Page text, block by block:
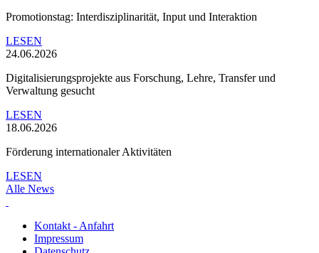
Promotionstag: Interdisziplinarität, Input und Interaktion
LESEN
24.06.2026
Digitalisierungsprojekte aus Forschung, Lehre, Transfer und
Verwaltung gesucht
LESEN
18.06.2026
Förderung internationaler Aktivitäten
LESEN
Alle News
Kontakt - Anfahrt
Impressum